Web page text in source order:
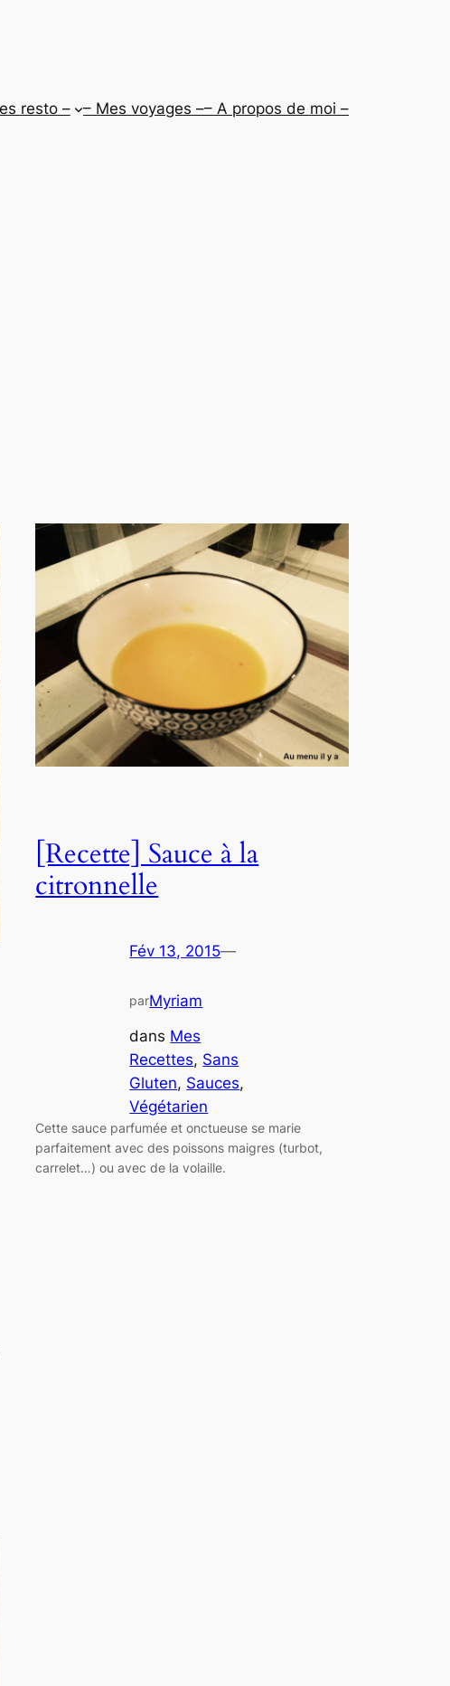
resto – – Mes voyages –– A propos de moi –
[Recette] Sauce à la
citronnelle
Fév 13, 2015—
parMyriam
dans Mes
Recettes, Sans
Gluten, Sauces
Végétarien
Cette sauce parfumée et onctueuse se marie
parfaitement avec des poissons maigres (turbot,
carrelet…) ou avec de la volaille.